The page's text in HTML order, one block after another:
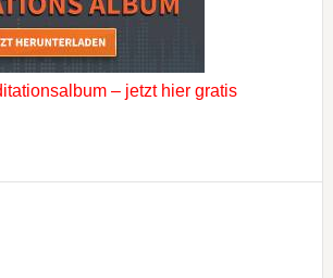
– jetzt hier gratis